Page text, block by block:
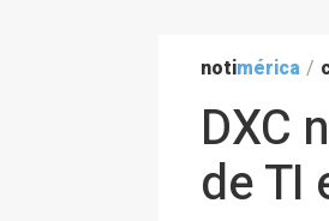
notimérica /
DXC
de TI